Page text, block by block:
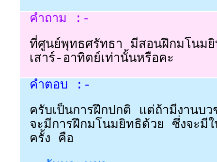
คำถาม :-
ที่ศูนย์พุทธศรัทธา มีสอนฝึกมโนม
เสาร์-อาทิตย์เท่านั้นหรือคะ
คำตอบ :-
ครับเป็นการฝึกปกติ แต่ถ้ามีงานบ
จะมีการฝึกมโนมยิทธิด้วย ซึ่งจะมี
ครั้ง คือ